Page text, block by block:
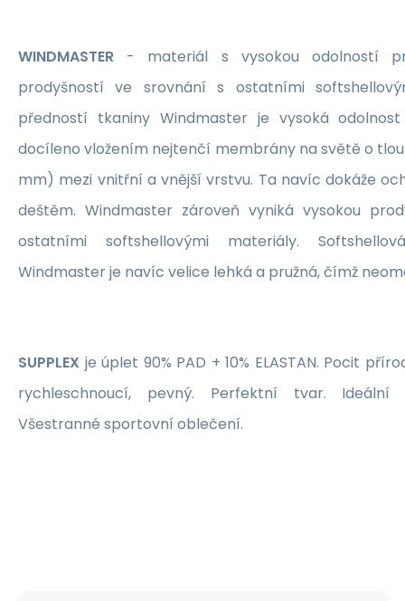
WINDMASTER - materiál s vysokou odolností
prodyšností ve srovnání s ostatními
předností tkaniny Windmaster je vysoká
docíleno vložením nejtenčí membrány na světě o
mm) mezi vnitřní a vnější vrstvu. Ta navíc dokáže
deštěm. Windmaster zároveň vyniká vysokou
ostatními softshellovými materiály.
Windmaster je navíc velice lehká a pružná, čímž
SUPPLEX je úplet 90% PAD + 10% ELASTAN. Pocit
rychleschnoucí, pevný. Perfektní tvar. Ideální
Všestranné sportovní oblečení.